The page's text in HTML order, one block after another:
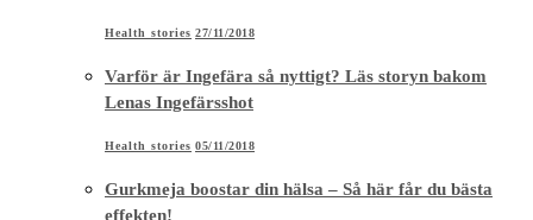
Health stories 27/11/2018
Varför är Ingefära så nyttigt? Läs storyn bakom
Lenas Ingefärsshot
Health stories 05/11/2018
Gurkmeja boostar din hälsa – Så här får du bästa
effekten!